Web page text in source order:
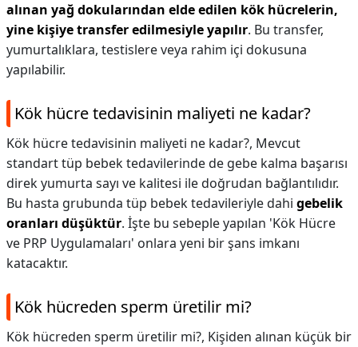
alınan yağ dokularından elde edilen kök hücrelerin,
yine kişiye transfer edilmesiyle yapılır. Bu transfer,
yumurtalıklara, testislere veya rahim içi dokusuna
yapılabilir.
Kök hücre tedavisinin maliyeti ne kadar?
Kök hücre tedavisinin maliyeti ne kadar?, Mevcut
standart tüp bebek tedavilerinde de gebe kalma başarısı
direk yumurta sayı ve kalitesi ile doğrudan bağlantılıdır.
Bu hasta grubunda tüp bebek tedavileriyle dahi gebelik
oranları düşüktür. İşte bu sebeple yapılan 'Kök Hücre
ve PRP Uygulamaları' onlara yeni bir şans imkanı
katacaktır.
Kök hücreden sperm üretilir mi?
Kök hücreden sperm üretilir mi?, Kişiden alınan küçük bir